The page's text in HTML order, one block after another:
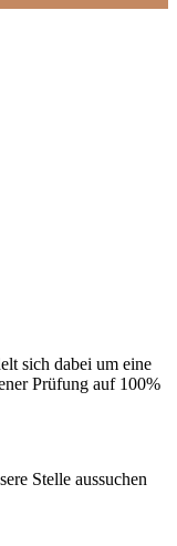
sich dabei um eine
Prüfung auf 100%
Stelle aussuchen